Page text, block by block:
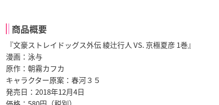
商品概要
『文豪ストレイドッグス外伝 綾辻行人 VS. 京極夏彦 1巻』
漫画：泳与
原作：朝霧カフカ
キャラクター原案：春河３５
発売日：2018年12月4日